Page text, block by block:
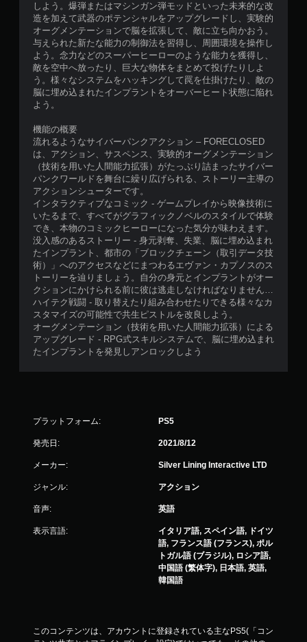
しよう。爆弾またはマシンガン弾モッドといった未来的な改
造を加えて武器のポテンシャルをアップグレードし、実験的
オーグメンテーションで脳を拡張して、敵に立ち向かおう。
与えられた新たな能力の制御法を習得し、周囲環境を操作し
よう。念力などのスーパーヒーローのような能力を獲得し、
敵を空中へ放ったり、巨大な物体をまとめて投げたりしよ
う。様々なシステムをハッキングして罠を仕掛けたり、敵の
脳に埋め込まれたインプラントをオーバーヒート状態に陥れ
よう。
機能の概要
流れるようなサイバーパンクアクション – FORECLOSED
は、アクション、サスペンス、実験的オーグメンテーション
（技術を用いた人間能力拡張）がたっぶり詰まったサイバー
パンクワールドを舞台に繰り広げられる、ストーリー主導の
アクションシューターです。
インタラクティブなコミック - ゲームプレイから映像技術に
いたるまで、すべてがグラフィックノベルのスタイルで体験
でき、本物のコミックヒーローになった気分が味わえます。
没入感のあるストーリー - 身元剥奪、失業、脳に埋め込まれ
たインプラント、都市の「ブロックチェーン（取引データ技
術）」へのアクセスなどにまつわるエヴァン・カプノスのス
トーリーを辿りましょう。自分の身元とインプラントがオー
クションにかけられる前に彼は逃走しなければなりません…
ハイテク戦闘 - 取り替えたり組み合わせたりできる様々なカ
スタマイズの可能性で共生ピストルを改良しよう。
オーグメンテーション（技術を用いた人間能力拡張）による
アップグレード - RPG式スキルシステムで、脳に埋め込まれ
たインプラントを発見しアンロックしよう
プラットフォーム: PS5
発売日: 2021/8/12
メーカー: Silver Lining Interactive LTD
ジャンル: アクション
音声: 英語
表示言語:
イタリア語, スペイン語, ドイツ
語, フランス語 (フランス), ポル
トガル語 (ブラジル), ロシア語,
中国語 (繁体字), 日本語, 英語,
韓国語
このコンテンツは、アカウントに登録されている主なPS5(「コン